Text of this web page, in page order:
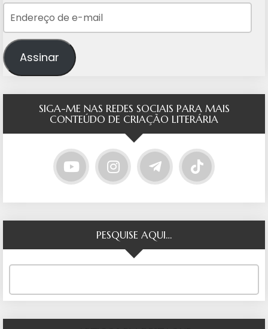
Assinar
SIGA-ME NAS REDES SOCIAIS PARA MAIS
CONTEÚDO DE CRIAÇÃO LITERÁRIA
PESQUISE AQUI…